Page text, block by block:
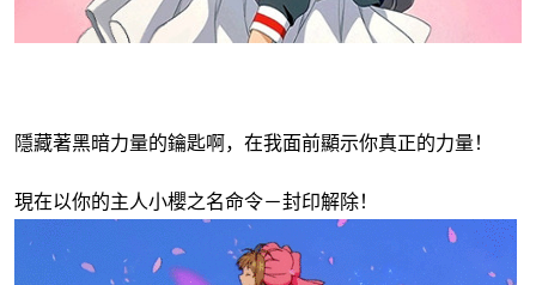
隱藏著黑暗力量的鑰匙啊，在我面前顯示你真正的力量！
現在以你的主人小櫻之名命令－封印解除！